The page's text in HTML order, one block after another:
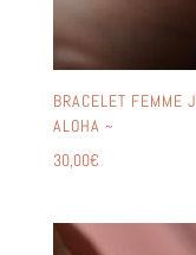
BRACELET FEMME
ALOHA ~
30,00€